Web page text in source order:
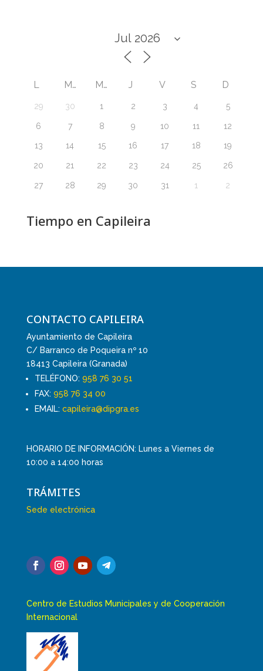
L M M J V S D
29 30 1 2 3 4 5
6 7 8 9 10 11 12
13 14 15 16 17 18 19
20 21 22 23 24 25 26
27 28 29 30 31 1 2
Tiempo en Capileira
CONTACTO CAPILEIRA
Ayuntamiento de Capileira
C/ Barranco de Poqueira nº 10
18413 Capileira (Granada)
TELÉFONO: 958 76 30 51
FAX: 958 76 34 00
EMAIL: capileira@dipgra.es
HORARIO DE INFORMACIÓN: Lunes a Viernes de
10:00 a 14:00 horas
TRÁMITES
Sede electrónica
Centro de Estudios Municipales y de Cooperación
Internacional